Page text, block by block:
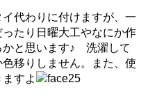
代わりに付けますが、一
たり日曜大工やなにか作
かと思います♪ 洗濯して
移りしません。また、使
すよ